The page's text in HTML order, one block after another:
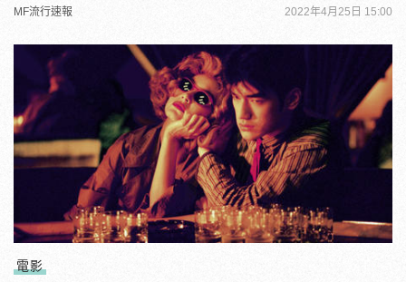
MF流行速報 2022年4月25日 15:00
電影